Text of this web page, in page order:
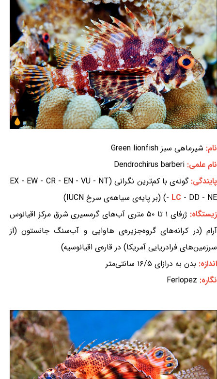
نام: شیرماهی سبز Green lionfish
نام علمی: Dendrochirus barberi
پایندگی:
گونه‌ی با کم‌ترین نگرانی (EX - EW - CR - EN - VU - NT
- LC - DD - NE) (بر پایه‌ی سیاهه‌ی سرخ IUCN)
زیستگاه:
ژرفای ۱ تا ۵۰ متری آب‌های گرمسیری شرق مرکز اقیانوس
آرام (در کرانه‌های گروه‌جزیره‌ی هاوایی و آب‌سنگ جانستون (از
سرزمین‌های فرادریایی آمریکا) در قاره‌ی اقیانوسیه)
اندازه: بدن به درازای ۱۶/۵ سانتی‌متر
نگاره: Ferlopez